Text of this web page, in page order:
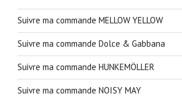
Suivre ma commande MELLOW YELLOW
Suivre ma commande Dolce & Gabbana
Suivre ma commande HUNKEMÖLLER
Suivre ma commande NOISY MAY